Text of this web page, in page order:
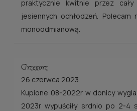
praktycznie kwitnie przez
jesiennych ochłodzeń.
monoodmianową.
Grzegorz
26 czerwca 2023
Kupione 08-2022r w donicy
2023r wypuściły srdnio po 2-4